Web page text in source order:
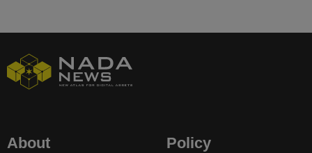
About Policy